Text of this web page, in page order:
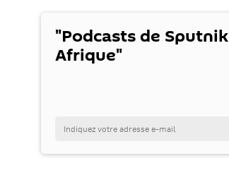
"Podcasts de Sputnik
Afrique"